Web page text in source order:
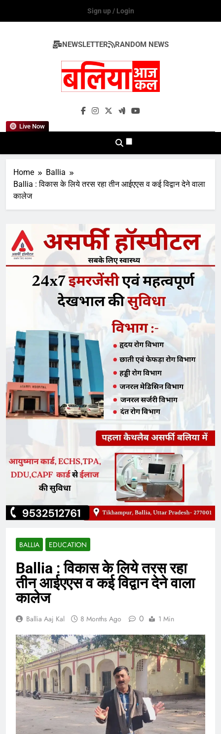
Sign up / Login
NEWSLETTER RANDOM NEWS
Live Now
Ballia Aaj Kal
Home
Ballia
Ballia : विकास के लिये तरस रहा तीन आईएएस व कई विद्वान देने वाला
कालेज
BALLIA EDUCATION
Ballia : विकास के लिये तरस रहा
तीन आईएएस व कई विद्वान देने वाला
कालेज
Ballia Aaj Kal 8 Months Ago 0 1 Min